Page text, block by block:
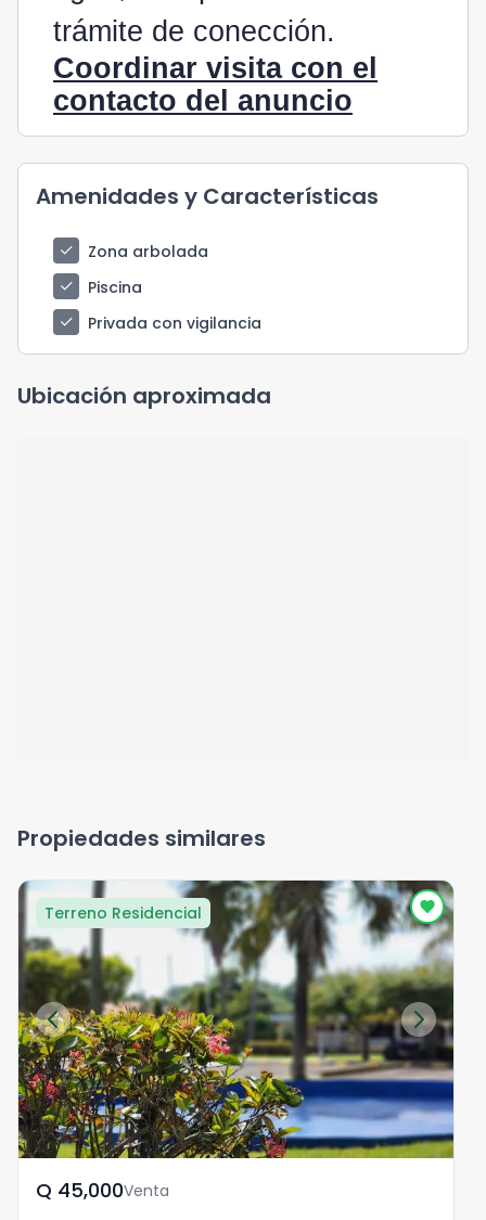
trámite de conección.
Coordinar visita con el
contacto del anuncio
Amenidades y Características
check
Zona arbolada
check
Piscina
check
Privada con vigilancia
Ubicación aproximada
Propiedades similares
Terreno Residencial
Q	45,000Venta